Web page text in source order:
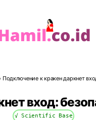
Подключение к кракен даркнет
вход:
√ Scientific Base